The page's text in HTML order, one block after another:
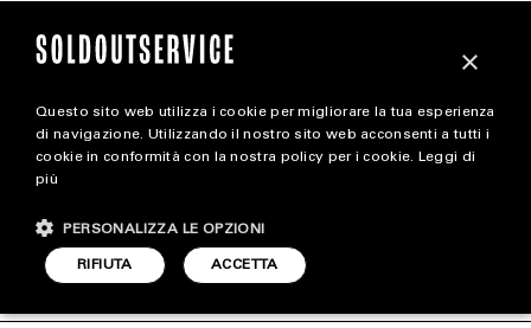
magazine
STYLE
FOOTWEAR
#MDA SOLDOUTSERVICE
×
Questo sito web utilizza i cookie per migliorare la tua esperienza
di navigazione. Utilizzando il nostro sito web acconsenti a tutti i
cookie in conformità con la nostra policy per i cookie. Leggi di
più
ACCETTA
RIFIUTA
PERSONALIZZA LE OPZIONI